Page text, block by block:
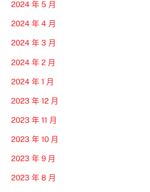
2024 年 5 月
2024 年 4 月
2024 年 3 月
2024 年 2 月
2024 年 1 月
2023 年 12 月
2023 年 11 月
2023 年 10 月
2023 年 9 月
2023 年 8 月